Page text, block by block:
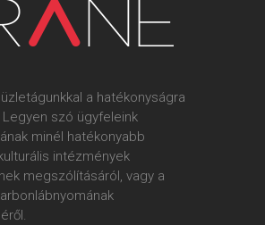
a hatékonyságra
szó ügyfeleink
minél hatékonyabb
intézmények
megszólításáról, vagy a